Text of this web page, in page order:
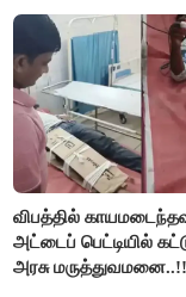
விபத்தில்
அட்டைப் பெட்டியில்
அரசு மருத்துவமனை..!!